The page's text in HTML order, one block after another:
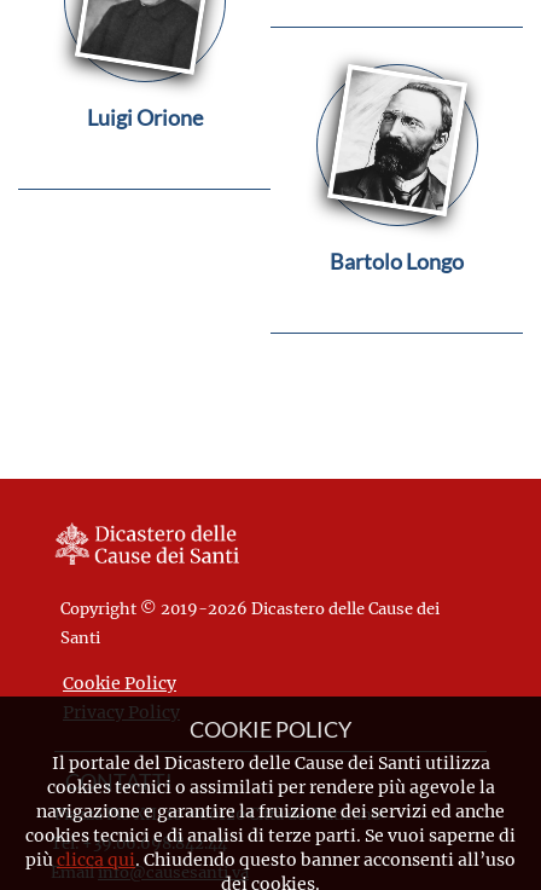
Luigi Orione
Bartolo Longo
Copyright © 2019-2026 Dicastero delle Cause dei
Santi
Cookie Policy
Privacy Policy
CONTATTI
Piazza Pio XII, 10 - 00120 Città del Vaticano
Tel. +39.06.698.842.44
Emailinfo@causesanti.va
COOKIE POLICY
Il portale del Dicastero delle Cause dei Santi utilizza
cookies tecnici o assimilati per rendere più agevole la
navigazione e garantire la fruizione dei servizi ed anche
cookies tecnici e di analisi di terze parti. Se vuoi saperne di
piùclicca qui. Chiudendo questo banner acconsenti all’uso
dei cookies.